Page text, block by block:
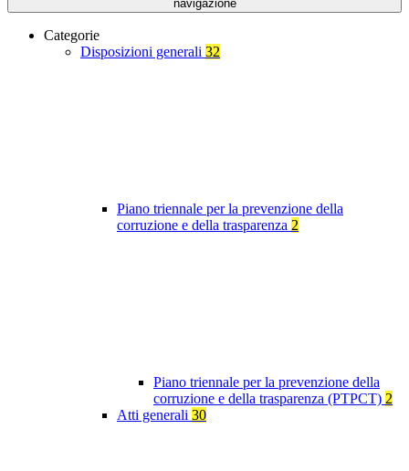
navigazione
Categorie
Disposizioni generali 32
Piano triennale per la prevenzione della
corruzione e della trasparenza 2
Piano triennale per la prevenzione della
corruzione e della trasparenza (PTPCT) 2
Atti generali 30